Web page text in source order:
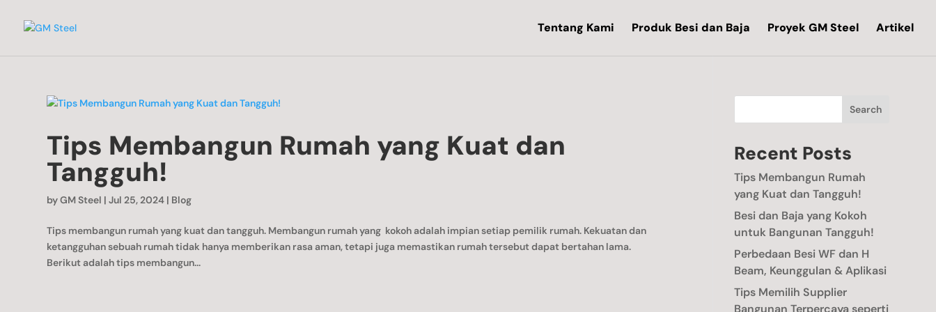
Tentang Kami Produk Besi dan Baja Proyek GM Steel Artikel
Tips Membangun Rumah yang Kuat dan
Tangguh!
byGM Steel |Jul 25, 2024 | Blog
Tips membangun rumah yang kuat dan tangguh. Membangun rumah yang kokoh adalah impian setiap pemilik rumah. Kekuatan dan
ketangguhan sebuah rumah tidak hanya memberikan rasa aman, tetapi juga memastikan rumah tersebut dapat bertahan lama.
Berikut adalah tips membangun...
Search
Recent Posts
Tips Membangun Rumah
yang Kuat dan Tangguh!
Besi dan Baja yang Kokoh
untuk Bangunan Tangguh!
Perbedaan Besi WF dan H
Beam, Keunggulan & Aplikasi
Tips Memilih Supplier
Bangunan Terpercaya seperti